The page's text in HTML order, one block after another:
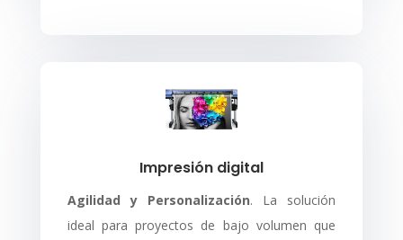
Impresión digital
Agilidad y Personalización. La solución
ideal para proyectos de bajo volumen que